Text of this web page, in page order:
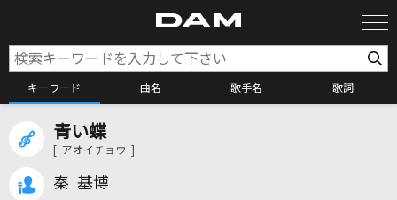
キーワード 曲名 歌手名 歌詞
青い蝶
[ アオイチョウ ]
秦 基博